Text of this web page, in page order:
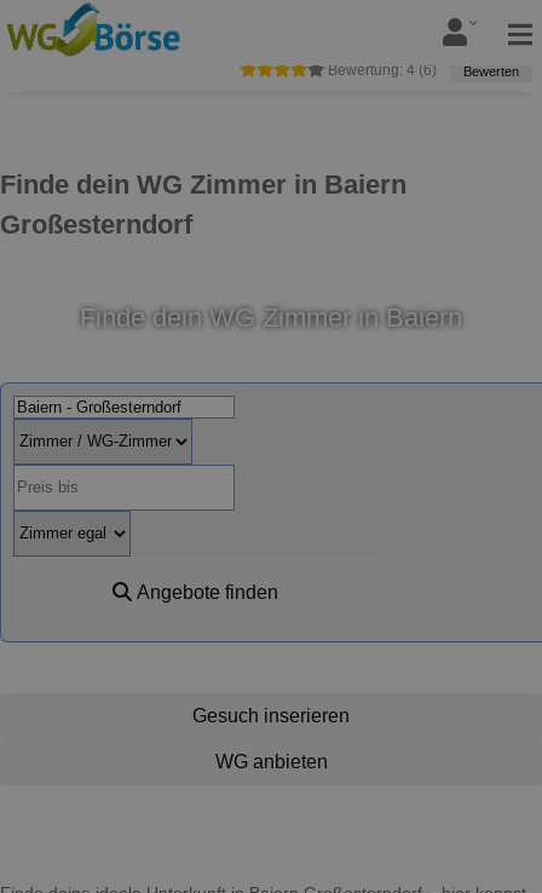
Finde dein WG Zimmer in Baiern
Großesterndorf
Bewertung: 4 (6) Bewerten
Finde dein WG Zimmer in Baiern
Angebote finden
Gesuch inserieren
WG anbieten